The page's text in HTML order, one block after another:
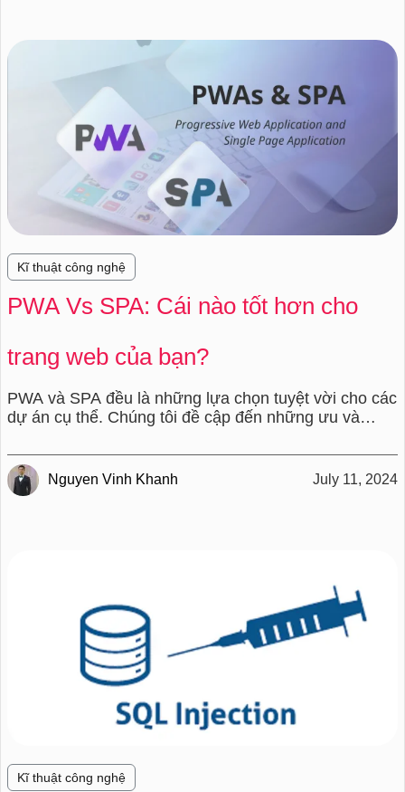
PWA Vs SPA: Cái nào tốt hơn cho
trang web của bạn?
Kĩ thuật công nghệ
PWA và SPA đều là những lựa chọn tuyệt vời cho các
dự án cụ thể. Chúng tôi đề cập đến những ưu và
đúng đắn.
Nguyen Vinh Khanh July 11, 2024
Kĩ thuật công nghệ